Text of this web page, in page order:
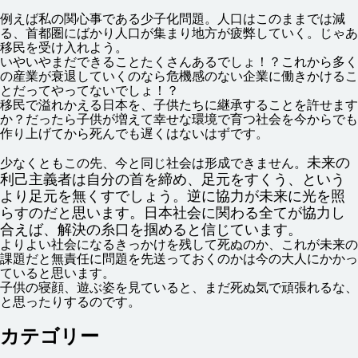
例えば私の関心事である少子化問題。 人口はこのままでは減
る、 首都圏にばかり 人口が集まり地方が疲弊していく。じゃあ
移民を受け入れよう。
いやいやまだできることたくさんあるでしょ！？これから多 く
の産業が衰退 していくのなら危機感のない企業に働きかけるこ
とだってやってないでしょ！？
移民で溢れかえる日本を、 子供たちに継承することを許せます
か？だったら子供が増えて幸せな環境で育つ社会を今からでも
作り上げてから死んでも遅 くはないはずです。
少なくともこの先、 今と同じ社会は形成できません。 未来の
利己主義者は自分の首を締め、 足元をすくう、という
より 足元を無くすでしょう。 逆に協力が未来に光を照
らすのだと思います。 日本社会に関わる全てが協力 し
合えば、 解決の糸口を掴めると信じています。
よりよい社会になるきっかけを残して死ぬのか、これが未来の
課題だと無責任に問題を先送っておくのかは今の大人にかかっ
ていると思います。
子供の寝顔、 遊ぶ姿を見ていると、まだ死ぬ気で頑張れるな、
と思ったりするのです。
カテゴリー